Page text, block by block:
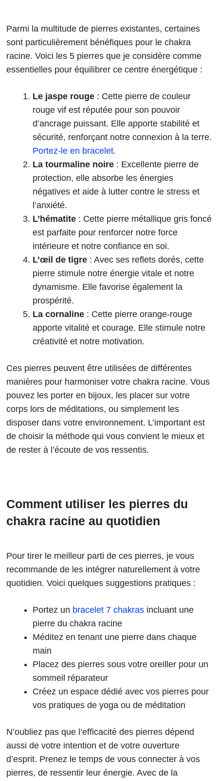
Parmi la multitude de pierres existantes, certaines
sont particulièrement bénéfiques pour le chakra
racine. Voici les 5 pierres que je considère comme
essentielles pour équilibrer ce centre énergétique :
Le jaspe rouge : Cette pierre de couleur
rouge vif est réputée pour son pouvoir
d’ancrage puissant. Elle apporte stabilité et
sécurité, renforçant notre connexion à la terre.
Portez-le en bracelet.
La tourmaline noire : Excellente pierre de
protection, elle absorbe les énergies
négatives et aide à lutter contre le stress et
l’anxiété.
L’hématite : Cette pierre métallique gris foncé
est parfaite pour renforcer notre force
intérieure et notre confiance en soi.
L’œil de tigre : Avec ses reflets dorés, cette
pierre stimule notre énergie vitale et notre
dynamisme. Elle favorise également la
prospérité.
La cornaline : Cette pierre orange-rouge
apporte vitalité et courage. Elle stimule notre
créativité et notre motivation.
Ces pierres peuvent être utilisées de différentes
manières pour harmoniser votre chakra racine. Vous
pouvez les porter en bijoux, les placer sur votre
corps lors de méditations, ou simplement les
disposer dans votre environnement. L’important est
de choisir la méthode qui vous convient le mieux et
de rester à l’écoute de vos ressentis.
Comment utiliser les pierres du
chakra racine au quotidien
Pour tirer le meilleur parti de ces pierres, je vous
recommande de les intégrer naturellement à votre
quotidien. Voici quelques suggestions pratiques :
Portez un bracelet 7 chakras incluant une
pierre du chakra racine
Méditez en tenant une pierre dans chaque
main
Placez des pierres sous votre oreiller pour un
sommeil réparateur
Créez un espace dédié avec vos pierres pour
vos pratiques de yoga ou de méditation
N’oubliez pas que l’efficacité des pierres dépend
aussi de votre intention et de votre ouverture
d’esprit. Prenez le temps de vous connecter à vos
pierres, de ressentir leur énergie. Avec de la